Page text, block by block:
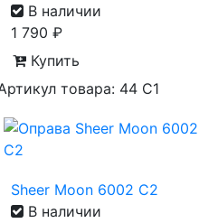
В наличии
1 790 ₽
Купить
товара: 44 С1
Sheer Moon 6002 С2
В наличии